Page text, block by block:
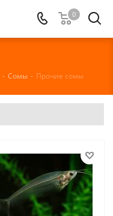
0
- Сомы - Прочие сомы